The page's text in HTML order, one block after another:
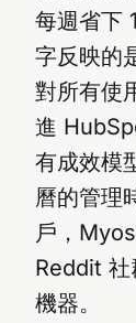
每週省下
字反映的
對所有使
進
有成效模
曆的管理
戶，
Reddit 社
機器。